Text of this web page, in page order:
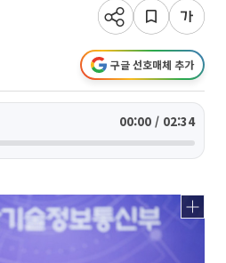
구글 선호매체 추가
00:00 / 02:34